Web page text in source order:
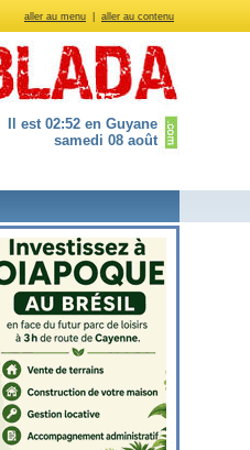
aller au menu aller au contenu
Il est 02:52 en Guyane
samedi 08 août